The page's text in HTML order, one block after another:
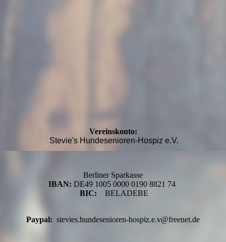
Vereinskonto:
Stevie's Hundesenioren-Hospiz e.V.
Berliner Sparkasse
IBAN: DE49 1005 0000 0190 8821 74
BIC:
BELADEBE
Paypal: stevies.hundesenioren-hospiz.e.v@freenet.de